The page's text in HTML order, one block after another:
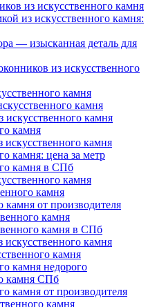
из искусственного камня
из искусственного камня:
— изысканная деталь для
из искусственного
камня
камня
искусственного камня
камня
камня
камня: цена за метр
камня в СПб
камня
камня
камня от производителя
камня
камня в СПб
искусственного камня
камня
камня недорого
камня СПб
камня от производителя
камня